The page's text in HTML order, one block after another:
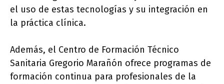
el uso de estas tecnologías y su integración en
la práctica clínica.
Además, el Centro de Formación Técnico
Sanitaria Gregorio Marañón ofrece programas de
formación continua para profesionales de la